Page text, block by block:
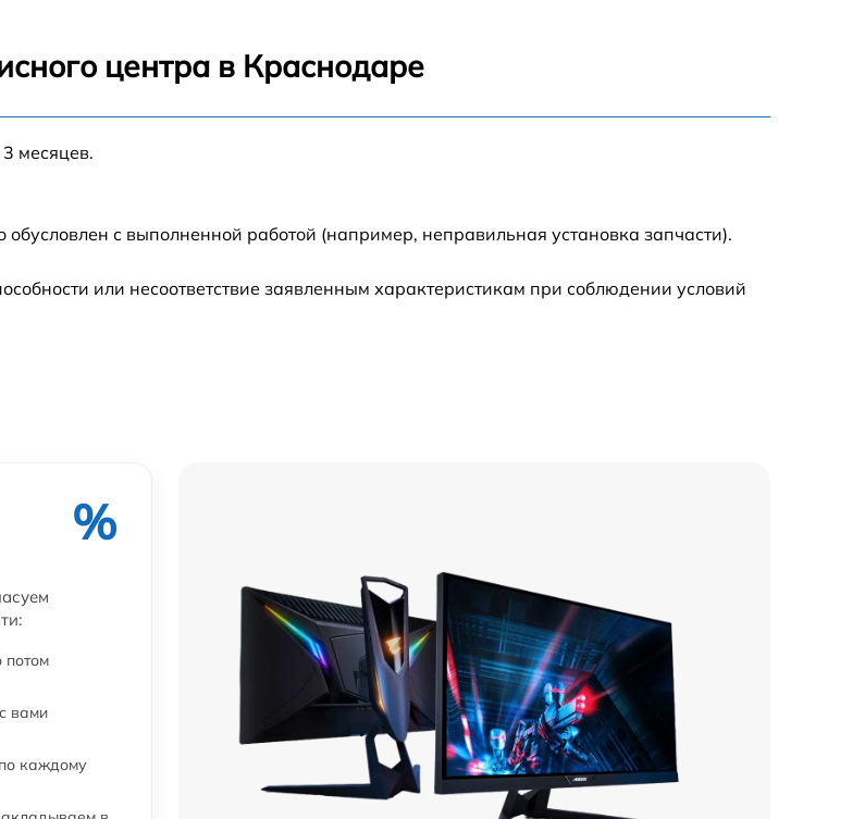
от 70 мин
от 120 мин
1545 р
1090 р
1620 р
1450 р
центра в Краснодаре
месяцев.
с выполненной работой (например, неправильная установка запчасти).
или несоответствие заявленным характеристикам при соблюдении условий
%
потом
вами
каждому